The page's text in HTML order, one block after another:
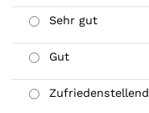
Sehr gut
Gut
Zufriedenstellend